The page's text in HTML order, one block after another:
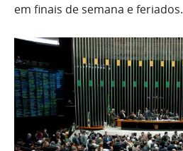
em finais de semana e feriados.